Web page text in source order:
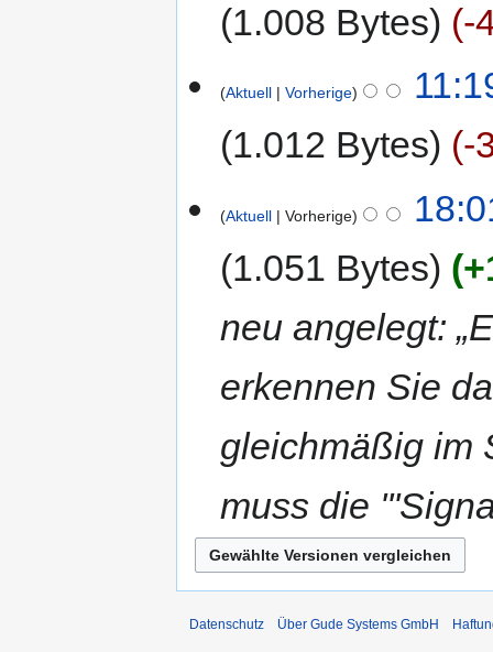
1.008 Bytes
-
Aktuell Vorherige
1.012 Bytes
-
Aktuell Vorherige
1.051 Bytes
neu angelegt:
erkennen Sie
gleichmäßig im
muss die
Datenschutz Über Gude Systems GmbH